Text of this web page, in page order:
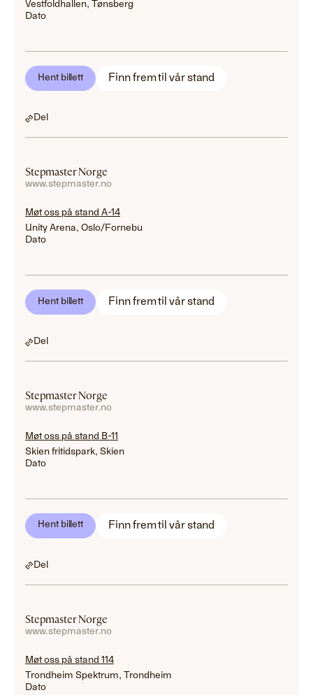
Vestfoldhallen, Tønsberg
Dato
Hent billett Finn frem til vår stand
Del
Stepmaster Norge
www.stepmaster.no
Møt oss på stand A-14
Unity Arena, Oslo/Fornebu
Dato
Hent billett Finn frem til vår stand
Del
Stepmaster Norge
www.stepmaster.no
Møt oss på stand B-11
Skien fritidspark, Skien
Dato
Hent billett Finn frem til vår stand
Del
Stepmaster Norge
www.stepmaster.no
Møt oss på stand 114
Trondheim Spektrum, Trondheim
Dato